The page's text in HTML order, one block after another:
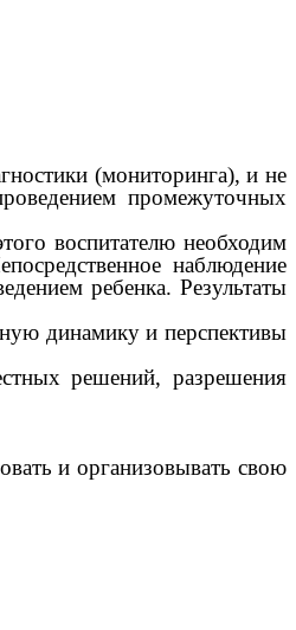
(мониторинга), и не
промежуточных
воспитателю необходим
наблюдение
ребенка. Результаты
динамику и перспективы
решений, разрешения
и организовывать свою